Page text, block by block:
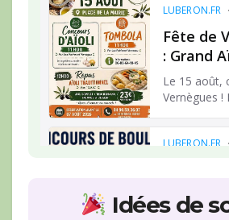
Idées de